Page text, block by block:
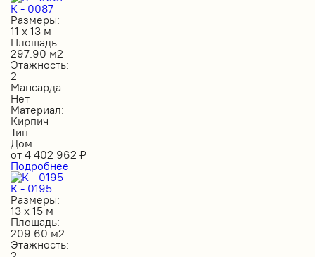
К - 0087
Размеры:
11 х 13 м
Площадь:
297.90 м2
Этажность:
2
Мансарда:
Нет
Материал:
Кирпич
Тип:
Дом
от 4 402 962 ₽
Подробнее
К - 0195
Размеры:
13 х 15 м
Площадь:
209.60 м2
Этажность: